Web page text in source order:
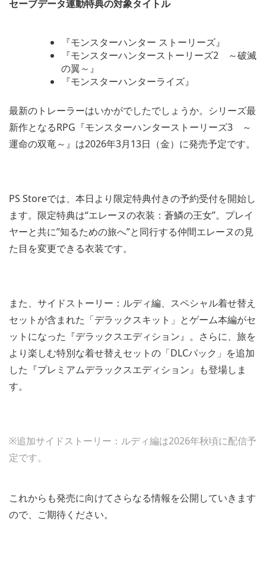
セーブデータ連動特典の対象タイトル
『モンスターハンター ストーリーズ』
『モンスターハンターストーリーズ2 ～破滅
の翼～』
『モンスターハンターライズ』
最新のトレーラーはいかがでしたでしょうか。シリーズ最
新作となるRPG『モンスターハンターストーリーズ3 ～
運命の双竜～』は2026年3月13日（金）に発売予定です。
PS Storeでは、本日より限定特典付きの予約受付を開始し
ます。限定特典は“エレーヌの衣装：蒼鱗の王女”。プレイ
ヤーと共に”知るための旅へ”と同行する仲間エレーヌの見
た目を変更できる衣装です。
また、サイドストーリー：ルディ編、スペシャル着せ替え
セットが含まれた「デラックスキット」とゲーム本編がセ
ットになった『デラックスエディション』。さらに、旅を
より楽しむ特別な着せ替えセットの「DLCパック」を追加
した『プレミアムデラックスエディション』も登場しま
す。
※追加サイドストーリー：ルディ編は2026年秋頃に配信予
定です。
これからも発売に向けてさらなる情報を公開していきます
ので、ご期待ください。